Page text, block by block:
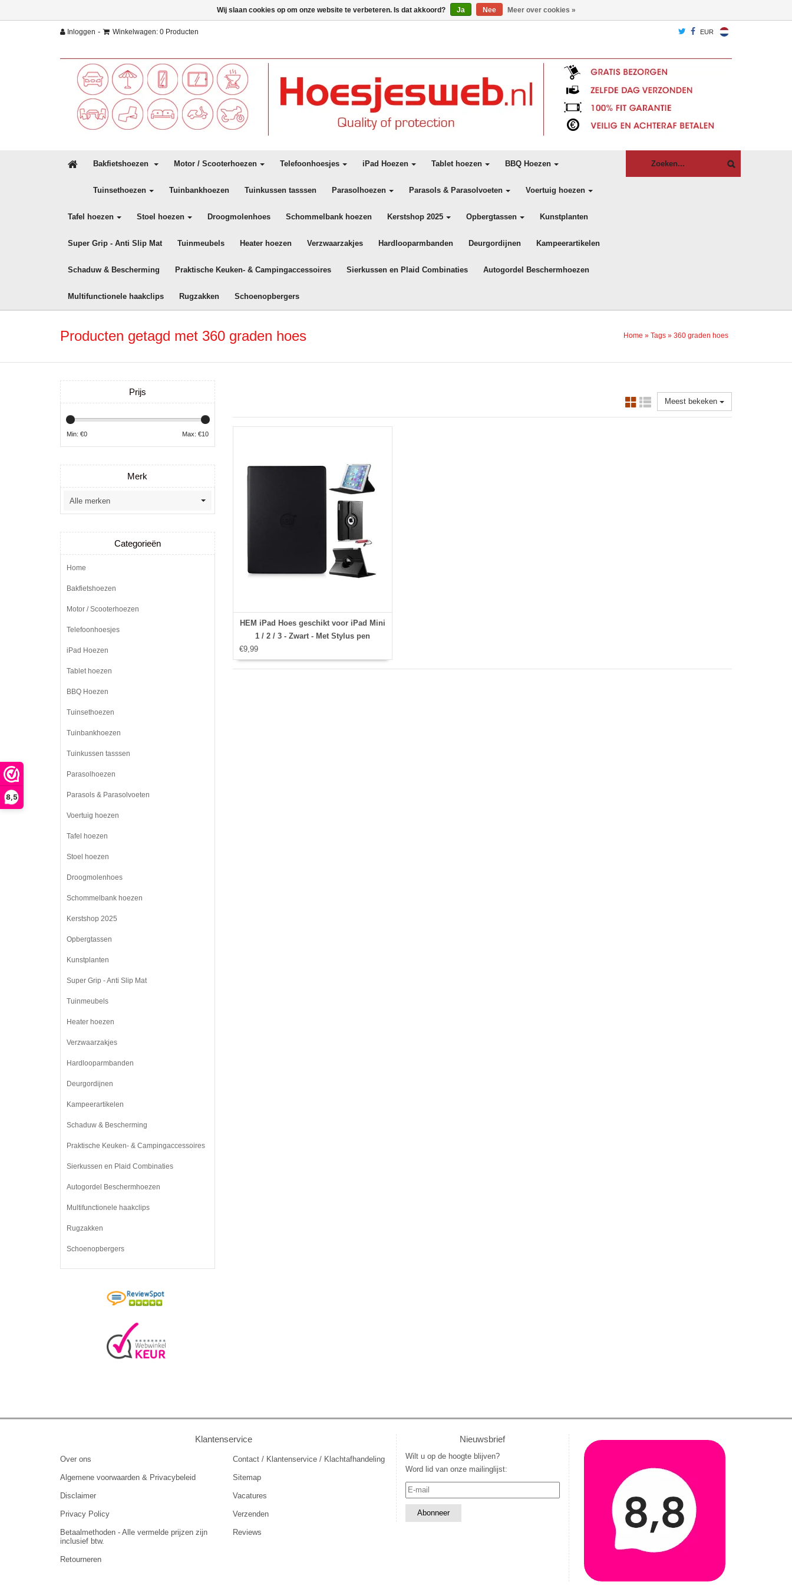
8,5
Inloggen - Winkelwagen: 0 Producten EUR
Bakfietshoezen Motor / Scooterhoezen Telefoonhoesjes iPad Hoezen Tablet hoezen BBQ Hoezen
Tuinsethoezen Tuinbankhoezen Tuinkussen tasssen Parasolhoezen Parasols & Parasolvoeten Voertuig hoezen
Tafel hoezen Stoel hoezen Droogmolenhoes Schommelbank hoezen Kerstshop 2025 Opbergtassen Kunstplanten
Super Grip - Anti Slip Mat Tuinmeubels Heater hoezen Verzwaarzakjes Hardlooparmbanden Deurgordijnen Kampeerartikelen
Schaduw & Bescherming Praktische Keuken- & Campingaccessoires Sierkussen en Plaid Combinaties Autogordel Beschermhoezen
Multifunctionele haakclips Rugzakken Schoenopbergers
Producten getagd met 360 graden hoes Home » Tags » 360 graden hoes
Meest bekeken
HEM iPad Hoes geschikt voor iPad Mini
1 / 2 / 3 - Zwart - Met Stylus pen
€9,99
Prijs
Min: €0 Max: €10
Merk
Categorieën
Home
Bakfietshoezen
Motor / Scooterhoezen
Telefoonhoesjes
iPad Hoezen
Tablet hoezen
BBQ Hoezen
Tuinsethoezen
Tuinbankhoezen
Tuinkussen tasssen
Parasolhoezen
Parasols & Parasolvoeten
Voertuig hoezen
Tafel hoezen
Stoel hoezen
Droogmolenhoes
Schommelbank hoezen
Kerstshop 2025
Opbergtassen
Kunstplanten
Super Grip - Anti Slip Mat
Tuinmeubels
Heater hoezen
Verzwaarzakjes
Hardlooparmbanden
Deurgordijnen
Kampeerartikelen
Schaduw & Bescherming
Praktische Keuken- & Campingaccessoires
Sierkussen en Plaid Combinaties
Autogordel Beschermhoezen
Multifunctionele haakclips
Rugzakken
Schoenopbergers
Klantenservice
Over ons
Algemene voorwaarden & Privacybeleid
Disclaimer
Privacy Policy
Betaalmethoden - Alle vermelde prijzen zijn
inclusief btw.
Retourneren
Contact / Klantenservice / Klachtafhandeling
Sitemap
Vacatures
Verzenden
Reviews
Nieuwsbrief
Wilt u op de hoogte blijven?
Word lid van onze mailinglijst:
Wij slaan cookies op om onze website te verbeteren. Is dat akkoord? Ja Nee Meer over cookies »